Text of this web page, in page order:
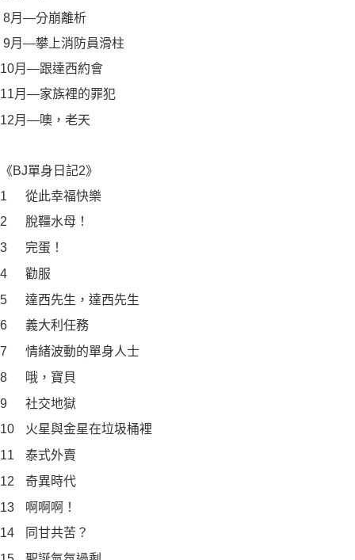
8月—分崩離析
9月—攀上消防員滑柱
10月—跟達西約會
11月—家族裡的罪犯
12月—噢，老天
《BJ單身日記2》
1
從此幸福快樂
2
脫韁水母！
3
完蛋！
4
勸服
5
達西先生，達西先生
6
義大利任務
7
情緒波動的單身人士
8
哦，寶貝
9
社交地獄
10
火星與金星在垃圾桶裡
11
泰式外賣
12
奇異時代
13
啊啊啊！
14
同甘共苦？